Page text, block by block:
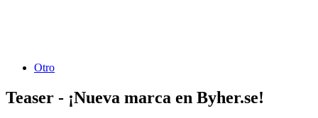
Otro
Teaser - ¡Nueva marca en Byher.se!